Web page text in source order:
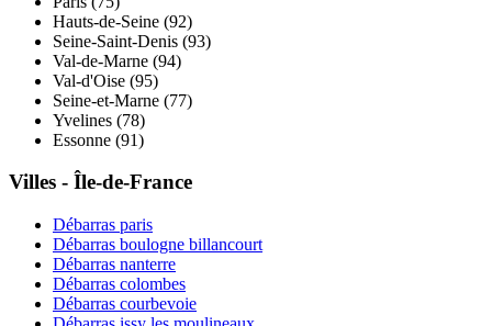
Hauts-de-Seine (92)
Seine-Saint-Denis (93)
Val-de-Marne (94)
Val-d'Oise (95)
Seine-et-Marne (77)
Yvelines (78)
Essonne (91)
Villes - Île-de-France
Débarras paris
Débarras boulogne billancourt
Débarras nanterre
Débarras colombes
Débarras courbevoie